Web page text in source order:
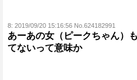
8: 2019/09/20 15:16:56 No.624182991
あーあの女（ピークちゃん）
てないって意味か